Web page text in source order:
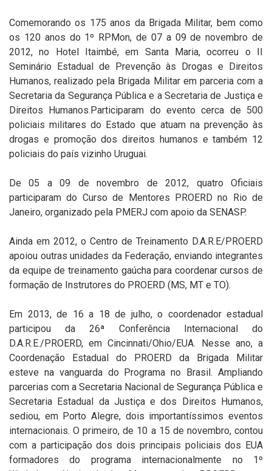
Comemorando os 175 anos da Brigada Militar, bem como
os 120 anos do 1º RPMon, de 07 a 09 de novembro de
2012, no Hotel Itaimbé, em Santa Maria, ocorreu o II
Seminário Estadual de Prevenção às Drogas e Direitos
Humanos, realizado pela Brigada Militar em parceria com a
Secretaria da Segurança Pública e a Secretaria de Justiça e
Direitos Humanos.Participaram do evento cerca de 500
policiais militares do Estado que atuam na prevenção às
drogas e promoção dos direitos humanos e também 12
policiais do país vizinho Uruguai.
De 05 a 09 de novembro de 2012, quatro Oficiais
participaram do Curso de Mentores PROERD no Rio de
Janeiro, organizado pela PMERJ com apoio da SENASP.
Ainda em 2012, o Centro de Treinamento D.A.R.E/PROERD
apoiou outras unidades da Federação, enviando integrantes
da equipe de treinamento gaúcha para coordenar cursos de
formação de Instrutores do PROERD (MS, MT e TO).
Em 2013, de 16 a 18 de julho, o coordenador estadual
participou da 26ª Conferência Internacional do
D.A.R.E./PROERD, em Cincinnati/Ohio/EUA. Nesse ano, a
Coordenação Estadual do PROERD da Brigada Militar
esteve na vanguarda do Programa no Brasil. Ampliando
parcerias com a Secretaria Nacional de Segurança Pública e
Secretaria Estadual da Justiça e dos Direitos Humanos,
sediou, em Porto Alegre, dois importantíssimos eventos
internacionais. O primeiro, de 10 a 15 de novembro, contou
com a participação dos dois principais policiais dos EUA
formadores do programa internacionalmente no 1º